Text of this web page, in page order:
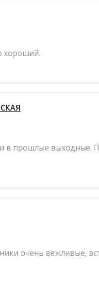
хороший.
прошлые выходные.
очень вежливые,